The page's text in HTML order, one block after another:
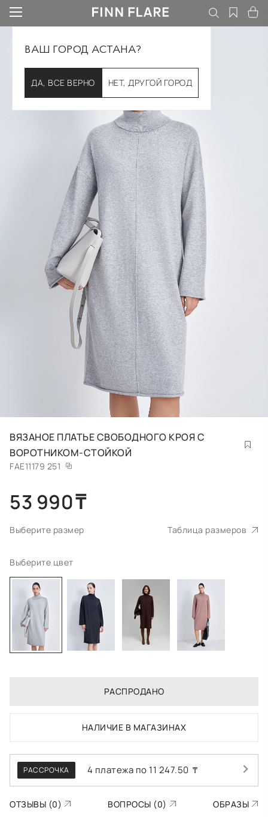
ВАШ ГОРОД АСТАНА?
ДА, ВСЕ ВЕРНО НЕТ, ДРУГОЙ ГОРОД
ВЯЗАНОЕ ПЛАТЬЕ СВОБОДНОГО КРОЯ С
ВОРОТНИКОМ-СТОЙКОЙ
FAE11179 251
53 990₸
Выберите размер Таблица размеров
Выберите цвет
РАСПРОДАНО
НАЛИЧИЕ В МАГАЗИНАХ
РАССРОЧКА 4 платежа по 11 247.50 ₸
ОТЗЫВЫ (0) ВОПРОСЫ (0) ОБРАЗЫ